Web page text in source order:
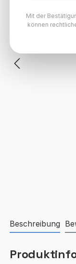
Beschreibung
Mit der
können